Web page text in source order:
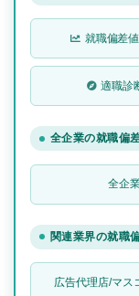
就職偏差
適職診
全企業の就職偏
全企
関連業界の就職
広告代理店/マス